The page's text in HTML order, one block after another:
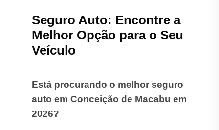
Seguro Auto: Encontre a
Melhor Opção para o Seu
Veículo
Está procurando o melhor seguro
auto em Conceição de Macabu em
2026?